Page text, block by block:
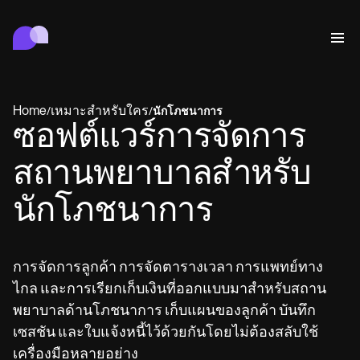
พฤติกรรม
การแพทย์
การปฏิบัติตามข้อกำหนดและความปลอดภัย
Carepatron AI
Get started for free
เชื่อมต่อ
ตารางนัดหมาย
Online booking
Automatic reminders
Client messaging
SMS and email
การดูแล
พบปะ
In session notes
บันทึก
AI Scribe
Clinical notes
เสร็จสิ้น
ePrescribe
NEW
Treatment plans
เรียกเก็บเงิน
Invoicing and payments
การจัดการสถานพยาบาล
การปฏิบัติตามข้อกำหนดและความปลอดภัย
Carepatron AI
ดูเวิร์กโฟลว์ทั้งหมด
Who we're for
Behavioral
Counselors
Therapists
Medical
Nurse practitioners
Nurses
Physicians
Psychiatrists
Dietitians
Nutritionists
Occupational therapists
Physical therapists
Wellness
Acupuncturists
Chiropractors
Health coaches
Get started for free
Book a demo
เข้าสู่ระบบ
Home/เหมาะสำหรับใคร/นักโภชนาการ
ซอฟต์แวร์การจัดการ
สถานพยาบาลสำหรับ
นักโภชนาการ
การจัดการลูกค้า การจัดตารางเวลา การแพทย์ทาง
ไกล และการเรียกเก็บเงินที่ออกแบบมาสำหรับสถาน
พยาบาลด้านโภชนาการ เก็บแผนของลูกค้า บันทึก
เซสชัน และใบแจ้งหนี้ไว้ด้วยกันโดยไม่ต้องสลับใช้
เครื่องมือหลายอย่าง